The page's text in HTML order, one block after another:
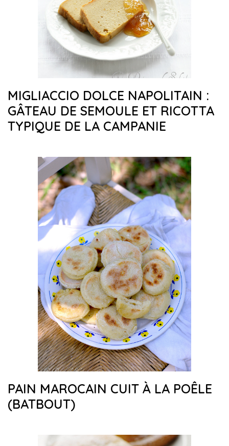
MIGLIACCIO DOLCE NAPOLITAIN :
GÂTEAU DE SEMOULE ET RICOTTA
TYPIQUE DE LA CAMPANIE
PAIN MAROCAIN CUIT À LA POÊLE
(BATBOUT)